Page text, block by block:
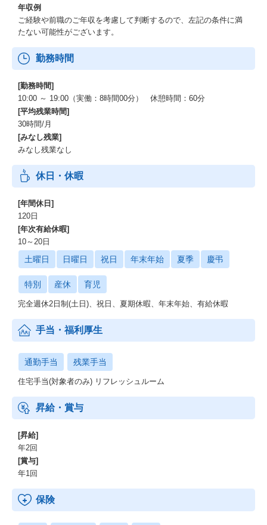
年収例
ご経験や前職のご年収を考慮して判断するので、左記の条件に満
たない可能性がございます。
勤務時間
[勤務時間]
10:00 ～ 19:00（実働：8時間00分） 休憩時間：60分
[平均残業時間]
30時間/月
[みなし残業]
みなし残業なし
休日・休暇
[年間休日]
120日
[年次有給休暇]
10～20日
土曜日 日曜日 祝日 年末年始 夏季 慶弔
特別 産休 育児
完全週休2日制(土日)、祝日、夏期休暇、年末年始、有給休暇
手当・福利厚生
通勤手当 残業手当
住宅手当(対象者のみ) リフレッシュルーム
昇給・賞与
[昇給]
年2回
[賞与]
年1回
保険